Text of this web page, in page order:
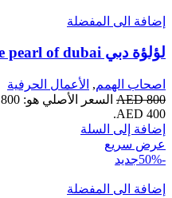
إضافة الى المفضلة
لؤلؤة دبي The pearl of dubai
اصحاب الهمم, الأعمال الحرفية
AED800 السعر الأصلي هو: 800.
AED 400.
إضافة إلى السلة
عرض سريع
-50%
جديد
إضافة الى المفضلة